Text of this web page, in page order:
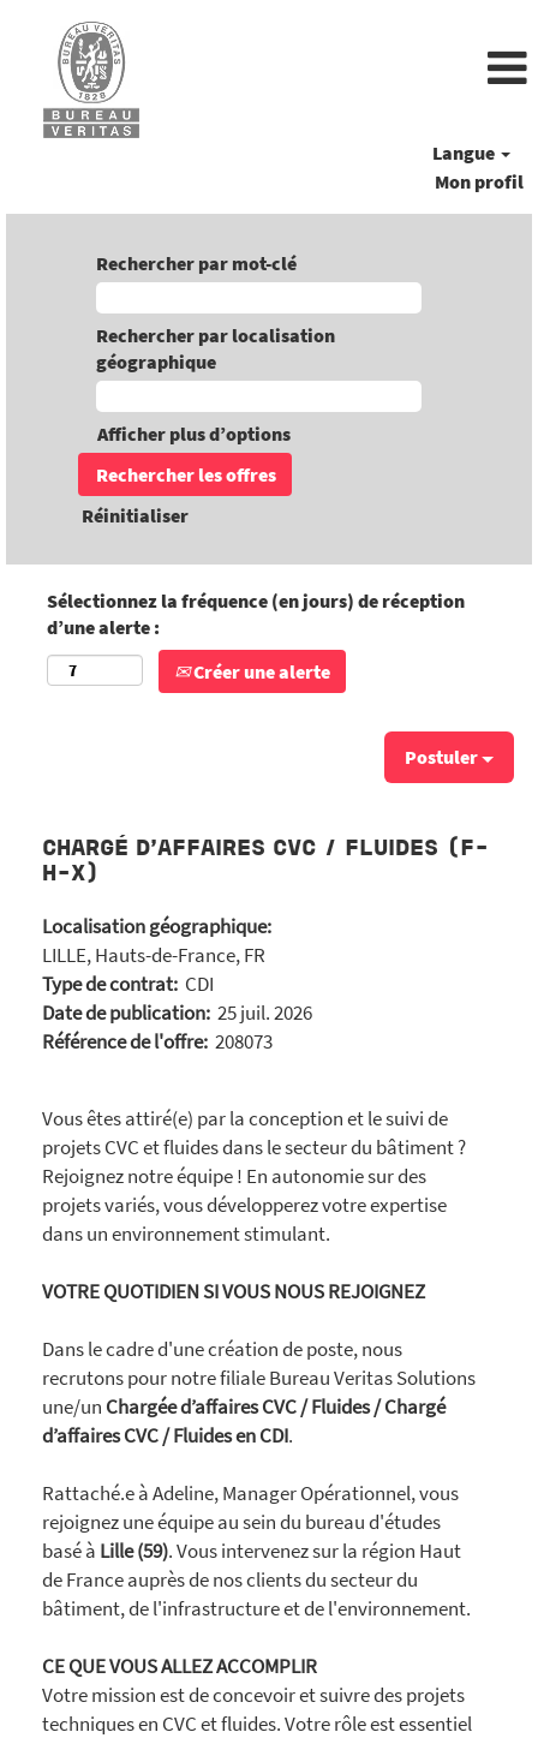
Langue
Mon profil
Rechercher par mot-clé
Rechercher par localisation
géographique
Afficher plus d’options
Réinitialiser
Sélectionnez la fréquence (en jours) de réception
d’une alerte :
Créer une alerte
Postuler
CHARGÉ D'AFFAIRES CVC / FLUIDES (F-
H-X)
Localisation géographique:
LILLE, Hauts-de-France, FR
Type de contrat: CDI
Date de publication: 25 juil. 2026
Référence de l'offre: 208073
Vous êtes attiré(e) par la conception et le suivi de
projets CVC et fluides dans le secteur du bâtiment ?
Rejoignez notre équipe ! En autonomie sur des
projets variés, vous développerez votre expertise
dans un environnement stimulant.
VOTRE QUOTIDIEN SI VOUS NOUS REJOIGNEZ
Dans le cadre d'une création de poste, nous
recrutons pour notre filiale Bureau Veritas Solutions
une/un Chargée d’affaires CVC / Fluides / Chargé
d’affaires CVC / Fluides en CDI.
Rattaché.e à Adeline, Manager Opérationnel, vous
rejoignez une équipe au sein du bureau d'études
basé à Lille (59). Vous intervenez sur la région Haut
de France auprès de nos clients du secteur du
bâtiment, de l'infrastructure et de l'environnement.
CE QUE VOUS ALLEZ ACCOMPLIR
Votre mission est de concevoir et suivre des projets
techniques en CVC et fluides. Votre rôle est essentiel